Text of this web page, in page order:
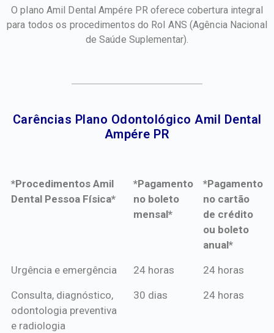
O plano Amil Dental Ampére PR oferece cobertura integral
para todos os procedimentos do Rol ANS(Agência Nacional
de Saúde Suplementar).
Carências Plano Odontológico Amil Dental
Ampére PR​
*Procedimentos Amil
Dental Pessoa Física*
*Pagamento
no boleto
mensal*
*Pagamento
no cartão
de crédito
ou boleto
anual*
*Procedimentos Amil
*Pagamento
mensal*
*Pagamento
de crédito
Urgência e emergência 24 horas 24 horas
Consulta, diagnóstico,
odontologia preventiva
e radiologia
30 dias 24 horas